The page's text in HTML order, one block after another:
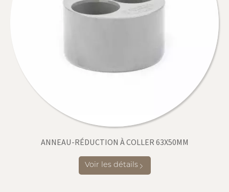
ANNEAU-RÉDUCTION À COLLER 63X50MM
Voir les détails